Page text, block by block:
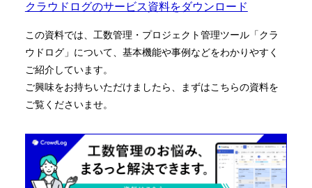
クラウドログのサービス資料をダウンロード
この資料では、工数管理・プロジェクト管理ツール「クラ
ウドログ」について、基本機能や事例などをわかりやすく
ご紹介しています。
ご興味をお持ちいただけましたら、まずはこちらの資料を
ご覧くださいませ。